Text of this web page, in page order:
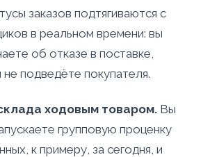
заказов подтягиваются с
в реальном времени: вы
об отказе в поставке,
подведёте покупателя.
ходовым товаром. Вы
групповую проценку
к примеру, за сегодня, и